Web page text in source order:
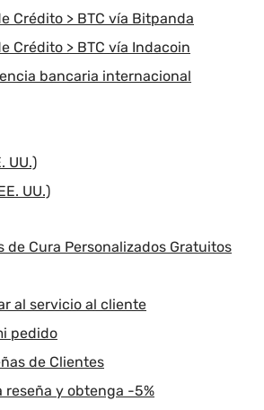
Crédito > BTC vía Bitpanda
Crédito > BTC vía Indacoin
bancaria internacional
UU.)
UU.)
de Cura Personalizados Gratuitos
al servicio al cliente
pedido
de Clientes
reseña y obtenga -5%